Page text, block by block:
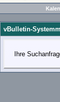
vBulletin-
Ihre